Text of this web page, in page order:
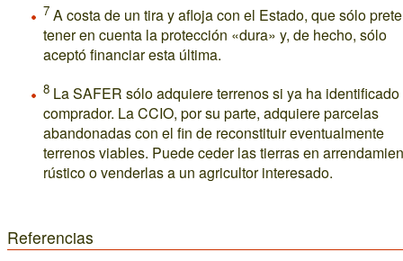
7 A costa de un tira y afloja con el Estado, que sólo
tener en cuenta la protección «dura» y, de hecho, sólo
aceptó financiar esta última.
8 La SAFER sólo adquiere terrenos si ya ha identificado
comprador. La CCIO, por su parte, adquiere parcelas
abandonadas con el fin de reconstituir eventualmente
terrenos viables. Puede ceder las tierras en
rústico o venderlas a un agricultor interesado.
Referencias